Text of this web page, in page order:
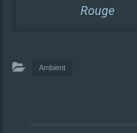
Rouge
Ambient